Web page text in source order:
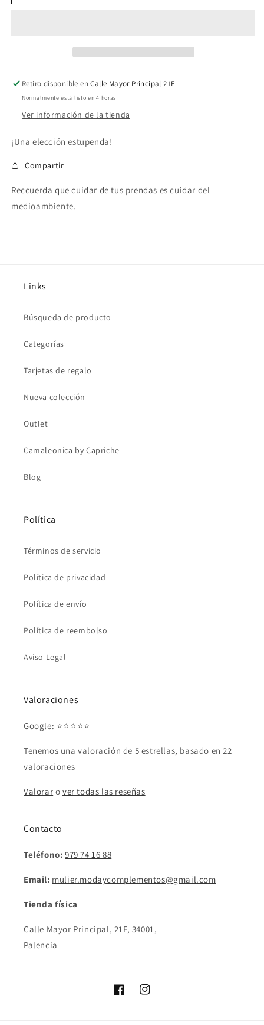
Retiro disponible enCalle Mayor Principal 21F
Normalmente está listo en 4 horas
Ver información de la tienda
¡Una elección estupenda!
Compartir
Reccuerda que cuidar de tus prendas es cuidar del
medioambiente.
Links
Búsqueda de producto
Categorías
Tarjetas de regalo
Nueva colección
Outlet
Camaleonica by Capriche
Blog
Política
Términos de servicio
Política de privacidad
Política de envío
Política de reembolso
Aviso Legal
Valoraciones
Google: ⭐⭐⭐⭐⭐
Tenemos una valoración de 5 estrellas, basado en 22
valoraciones
Valorar over todas las reseñas
Contacto
Teléfono: 979 74 16 88
Email: mulier.modaycomplementos@gmail.com
Tienda física
Calle Mayor Principal, 21F, 34001,
Palencia
FacebookInstagram